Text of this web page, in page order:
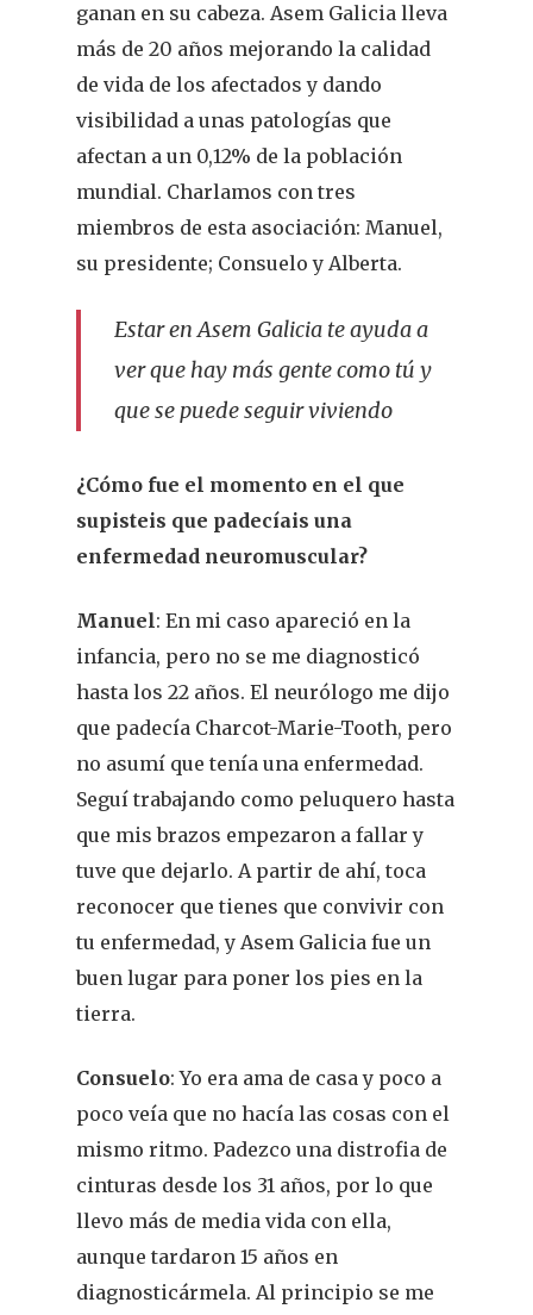
ganan en su cabeza. Asem Galicia lleva
más de 20 años mejorando la calidad
de vida de los afectados y dando
visibilidad a unas patologías que
afectan a un 0,12% de la población
mundial. Charlamos con tres
miembros de esta asociación: Manuel,
su presidente; Consuelo y Alberta.
Estar en Asem Galicia te ayuda a
ver que hay más gente como tú y
que se puede seguir viviendo
¿Cómo fue el momento en el que
supisteis que padecíais una
enfermedad neuromuscular?
Manuel: En mi caso apareció en la
infancia, pero no se me diagnosticó
hasta los 22 años. El neurólogo me dijo
que padecía Charcot-Marie-Tooth, pero
no asumí que tenía una enfermedad.
Seguí trabajando como peluquero hasta
que mis brazos empezaron a fallar y
tuve que dejarlo. A partir de ahí, toca
reconocer que tienes que convivir con
tu enfermedad, y Asem Galicia fue un
buen lugar para poner los pies en la
tierra.
Consuelo: Yo era ama de casa y poco a
poco veía que no hacía las cosas con el
mismo ritmo. Padezco una distrofia de
cinturas desde los 31 años, por lo que
llevo más de media vida con ella,
aunque tardaron 15 años en
diagnosticármela. Al principio se me